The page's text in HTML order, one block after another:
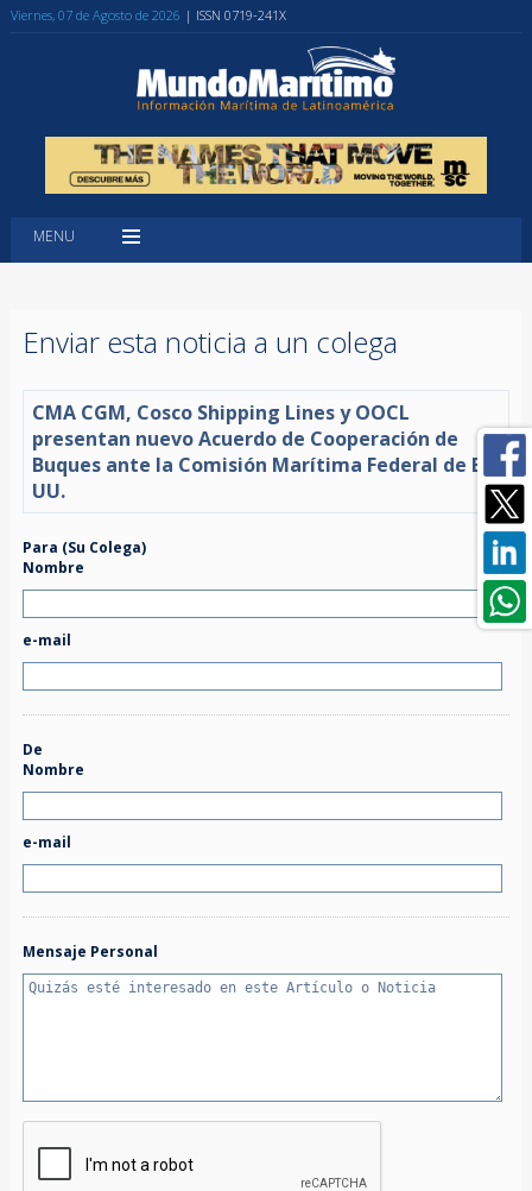
Viernes, 07 de Agosto de 2026 | ISSN 0719-241X
MENU
Enviar esta noticia a un colega
CMA CGM, Cosco Shipping Lines y OOCL
presentan nuevo Acuerdo de Cooperación de
Buques ante la Comisión Marítima Federal de EE.
UU.
Para (Su Colega)
Nombre
e-mail
De
Nombre
e-mail
Mensaje Personal